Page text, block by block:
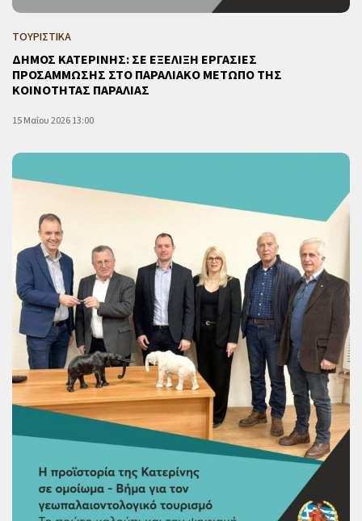
ΤΟΥΡΙΣΤΙΚΑ
ΔΗΜΟΣ ΚΑΤΕΡΙΝΗΣ: ΣΕ ΕΞΕΛΙΞΗ ΕΡΓΑΣΙΕΣ
ΠΡΟΣΑΜΜΩΣΗΣ ΣΤΟ ΠΑΡΑΛΙΑΚΟ ΜΕΤΩΠΟ ΤΗΣ
ΚΟΙΝΟΤΗΤΑΣ ΠΑΡΑΛΙΑΣ
15 Μαΐου 2026 13:00